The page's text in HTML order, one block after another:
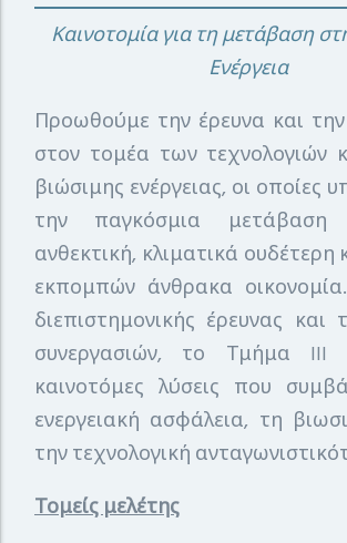
Καινοτομία για τη μετάβαση
Ενέργεια
Προωθούμε την έρευνα και
στον τομέα των τεχνολογιών
βιώσιμης ενέργειας, οι οποίες
την παγκόσμια
ανθεκτική, κλιματικά
εκπομπών άνθρακα
διεπιστημονικής έρευνας και
συνεργασιών, το Τμήμα III
καινοτόμες λύσεις που
ενεργειακή ασφάλεια, τη
την τεχνολογική
Τομείς μελέτης